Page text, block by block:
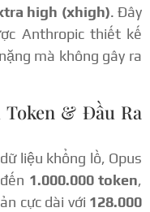
high (xhigh). Đây
Anthropic thiết kế
mà không gây ra
Token & Đầu Ra
liệu khổng lồ, Opus
1.000.000 token,
cực dài với 128.000